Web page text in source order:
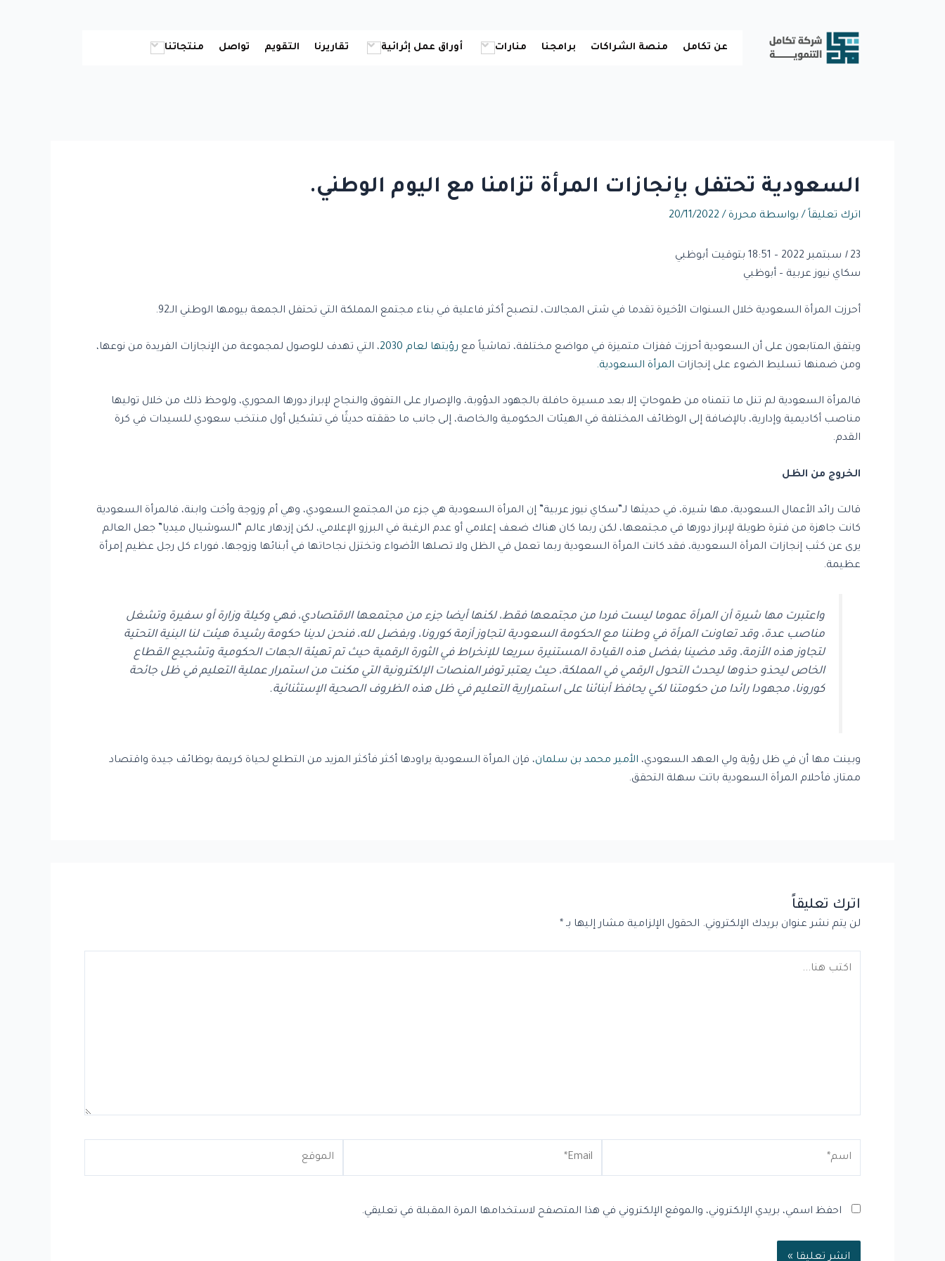
عن تكامل منصة الشراكات برامجنا منارات أوراق عمل إثرائية تقاريرنا التقويم تواصل منتجاتنا
السعودية تحتفل بإنجازات المرأة تزامنا مع اليوم الوطني.
اترك تعليقاً / بواسطة محررة /
20/11/2022
l 23 سبتمبر 2022 – 18:51 بتوقيت أبوظبي
سكاي نيوز عربية – أبوظبي
أحرزت المرأة السعودية خلال السنوات الأخيرة تقدما في شتى المجالات، لتصبح أكثر فاعلية في بناء مجتمع المملكة التي تحتفل الجمعة بيومها الوطني الـ92.
ويتفق المتابعون على أن السعودية أحرزت قفزات متميزة في مواضع مختلفة، تماشياً مع رؤيتها لعام 2030
، التي تهدف للوصول لمجموعة من الإنجازات الفريدة من نوعها،
ومن ضمنها تسليط الضوء على إنجازات المرأة السعودية.
فالمرأة السعودية لم تنل ما تتمناه من طموحاتٍ إلا بعد مسيرة حافلة بالجهود الدؤوبة، والإصرار على التفوق والنجاح لإبراز دورها المحوري، ولوحظ ذلك من خلال توليها
مناصب أكاديمية وإدارية، بالإضافة إلى الوظائف المختلفة في الهيئات الحكومية والخاصة، إلى جانب ما حققته حديثًا في تشكيل أول منتخب سعودي للسيدات في كرة
القدم.
الخروج من الظل
قالت رائد الأعمال السعودية، مها شيرة، في حديثها لـ”سكاي نيوز عربية” إن المرأة السعودية هي جزء من المجتمع السعودي، وهي أم وزوجة وأخت وابنة، فالمرأة السعودية
كانت جاهزة من فترة طويلة لإبراز دورها في مجتمعها، لكن ربما كان هناك ضعف إعلامي أو عدم الرغبة في البرزو الإعلامي، لكن إزدهار عالم “السوشيال ميديا” جعل العالم
يرى عن كثب إنجازات المرأة السعودية، فقد كانت المرأة السعودية ربما تعمل في الظل ولا تصلها الأضواء وتختزل نجاحاتها في أبنائها وزوجها، فوراء كل رجل عظيم إمرأة
عظيمة.
واعتبرت مها شيرة أن المرأة عموما ليست فردا من مجتمعها فقط، لكنها أيضا جزء من مجتمعها الاقتصادي، فهي وكيلة وزارة أو سفيرة وتشغل
مناصب عدة، وقد تعاونت المرأة في وطننا مع الحكومة السعودية لتجاوز أزمة كورونا، وبفضل لله، فنحن لدينا حكومة رشيدة هيئت لنا البنية التحتية
لتجاوز هذه الأزمة، وقد مضينا بفضل هذه القيادة المستنيرة سريعا للإنخراط في الثورة الرقمية حيث تم تهيئة الجهات الحكومية وتشجيع القطاع
الخاص ليحذو حذوها ليحدث التحول الرقمي في المملكة، حيث يعتبر توفر المنصات الإلكترونية التي مكنت من استمرار عملية التعليم في ظل جائحة
كورونا، مجهودا رائدا من حكومتنا لكي يحافظ أبنائنا على استمرارية التعليم في ظل هذه الظروف الصحية الإستثنائية.
وبينت مها أن في ظل رؤية ولي العهد السعودي، الأمير محمد بن سلمان، فإن المرأة السعودية يراودها أكثر فأكثر المزيد من التطلع لحياة كريمة بوظائف جيدة واقتصاد
ممتاز، فأحلام المرأة السعودية باتت سهلة التحقق.
اترك تعليقاً
لن يتم نشر عنوان بريدك الإلكتروني. الحقول الإلزامية مشار إليها بـ *
احفظ اسمي، بريدي الإلكتروني، والموقع الإلكتروني في هذا المتصفح لاستخدامها المرة المقبلة في تعليقي.